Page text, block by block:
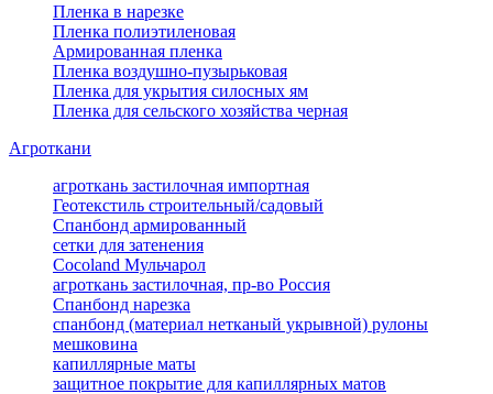
Пленка в нарезке
Пленка полиэтиленовая
Армированная пленка
Пленка воздушно-пузырьковая
Пленка для укрытия силосных ям
Пленка для сельского хозяйства черная
Агроткани
агроткань застилочная импортная
Геотекстиль строительный/садовый
Спанбонд армированный
сетки для затенения
Cocoland Мульчарол
агроткань застилочная, пр-во Россия
Спанбонд нарезка
спанбонд (материал нетканый укрывной) рулоны
мешковина
капиллярные маты
защитное покрытие для капиллярных матов